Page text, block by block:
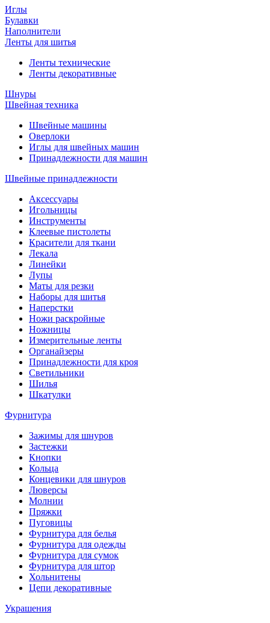
Иглы
Булавки
Наполнители
Ленты для шитья
Ленты технические
Ленты декоративные
Шнуры
Швейная техника
Швейные машины
Оверлоки
Иглы для швейных машин
Принадлежности для машин
Швейные принадлежности
Аксессуары
Игольницы
Инструменты
Клеевые пистолеты
Красители для ткани
Лекала
Линейки
Лупы
Маты для резки
Наборы для шитья
Наперстки
Ножи раскройные
Ножницы
Измерительные ленты
Органайзеры
Принадлежности для кроя
Светильники
Шилья
Шкатулки
Фурнитура
Зажимы для шнуров
Застежки
Кнопки
Кольца
Концевики для шнуров
Люверсы
Молнии
Пряжки
Пуговицы
Фурнитура для белья
Фурнитура для одежды
Фурнитура для сумок
Фурнитура для штор
Хольнитены
Цепи декоративные
Украшения